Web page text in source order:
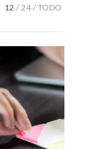
12 24 TODO